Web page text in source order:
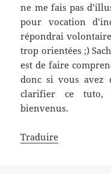
ne me fais pas
pour vocation
répondrai
trop orientées ;)
est de faire
donc si vous avez
clarifier ce tuto,
bienvenus.
Traduire